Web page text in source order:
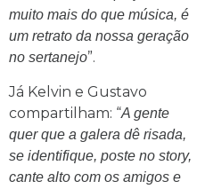
muito mais do que música, é
um retrato da nossa geração
no sertanejo”.
Já Kelvin e Gustavo
compartilham: “A gente
quer que a galera dê risada,
se identifique, poste no story,
cante alto com os amigos e